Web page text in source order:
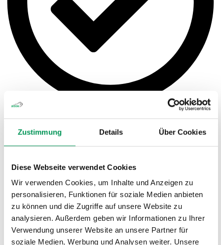
Zustimmung Details Über Cookies
Diese Webseite verwendet Cookies
Wir verwenden Cookies, um Inhalte und Anzeigen zu
personalisieren, Funktionen für soziale Medien anbieten
zu können und die Zugriffe auf unsere Website zu
analysieren. Außerdem geben wir Informationen zu Ihrer
Verwendung unserer Website an unsere Partner für
soziale Medien, Werbung und Analysen weiter. Unsere
Klein starten, gross skalieren – dieselbe Lösung vom ersten Piloten